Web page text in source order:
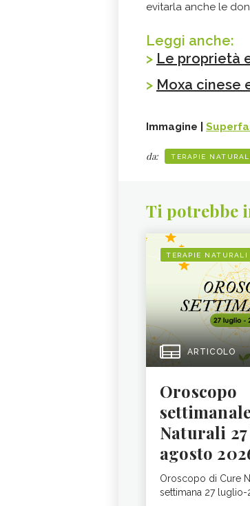
evitarla anche le
Leggi anche:
> Le proprietà
> Moxa cinese
Immagine |
da: TERAPIE
Ti potrebbe
TERAPIE NATURALI
ARTICOLO
Oroscopo
Naturali
agosto
Oroscopo di Cure
settimana 27